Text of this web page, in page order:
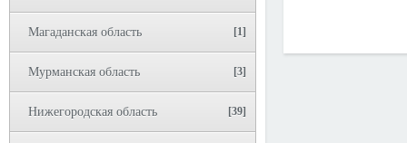
Магаданская область [1]
Мурманская область [3]
Нижегородская область [39]